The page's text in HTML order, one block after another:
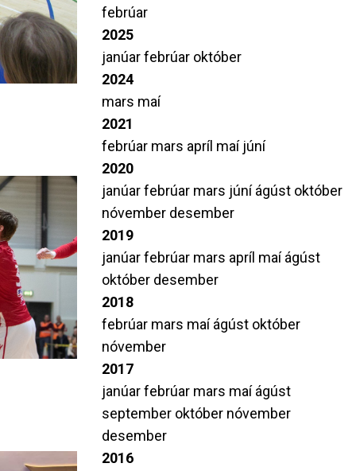
febrúar
2025
janúarfebrúar október
2024
mars maí
2021
febrúar mars apríl maí júní
2020
janúarfebrúar mars júníágúst október
nóvember desember
2019
janúarfebrúar mars apríl maíágúst
október desember
2018
febrúar mars maíágúst október
nóvember
2017
janúarfebrúar mars maíágúst
september október nóvember
desember
2016